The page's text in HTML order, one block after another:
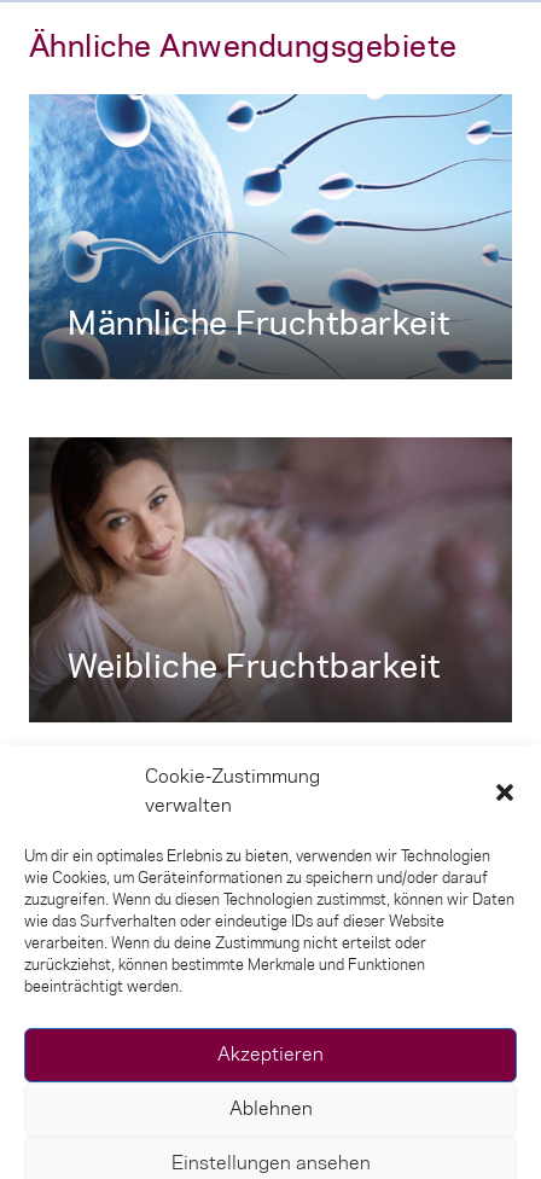
Cookie-Zustimmung
verwalten
Um dir ein optimales Erlebnis zu bieten, verwenden wir Technologien
wie Cookies, um Geräteinformationen zu speichern und/oder darauf
zuzugreifen. Wenn du diesen Technologien zustimmst, können wir Daten
wie das Surfverhalten oder eindeutige IDs auf dieser Website
verarbeiten. Wenn du deine Zustimmung nicht erteilst oder
zurückziehst, können bestimmte Merkmale und Funktionen
beeinträchtigt werden.
Akzeptieren
Ablehnen
Einstellungen ansehen
Ähnliche Anwendungsgebiete
Männliche Fruchtbarkeit
Weibliche Fruchtbarkeit
Kontakt
Impressum
Nutzungsbedingungen
Datenschutzgrundsätze
Orthomed Vertriebs GmbH & Co. KG für
Herzogstraße 30